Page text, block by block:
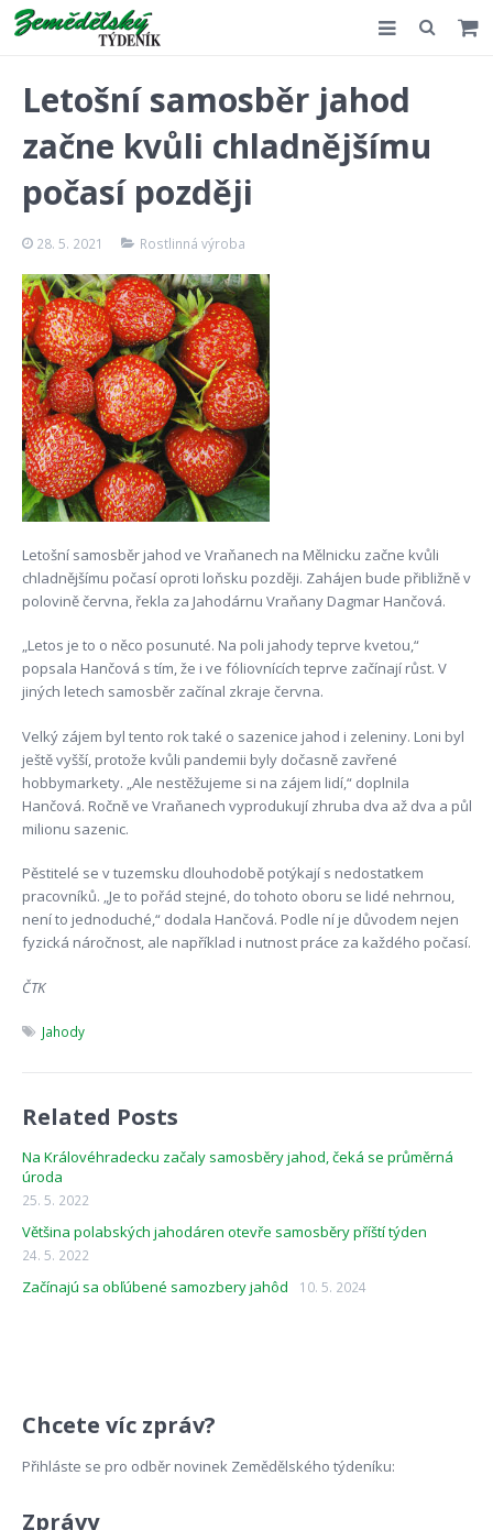
E-shop
Kontakt
Letošní samosběr jahod
začne kvůli chladnějšímu
počasí později
28. 5. 2021 Rostlinná výroba
Letošní samosběr jahod ve Vraňanech na Mělnicku začne kvůli
chladnějšímu počasí oproti loňsku později. Zahájen bude přibližně v
polovině června, řekla za Jahodárnu Vraňany Dagmar Hančová.
„Letos je to o něco posunuté. Na poli jahody teprve kvetou,“
popsala Hančová s tím, že i ve fóliovnících teprve začínají růst. V
jiných letech samosběr začínal zkraje června.
Velký zájem byl tento rok také o sazenice jahod i zeleniny. Loni byl
ještě vyšší, protože kvůli pandemii byly dočasně zavřené
hobbymarkety. „Ale nestěžujeme si na zájem lidí,“ doplnila
Hančová. Ročně ve Vraňanech vyprodukují zhruba dva až dva a půl
milionu sazenic.
Pěstitelé se v tuzemsku dlouhodobě potýkají s nedostatkem
pracovníků. „Je to pořád stejné, do tohoto oboru se lidé nehrnou,
není to jednoduché,“ dodala Hančová. Podle ní je důvodem nejen
fyzická náročnost, ale například i nutnost práce za každého počasí.
ČTK
Jahody
Related Posts
Na Královéhradecku začaly samosběry jahod, čeká se průměrná
úroda
25. 5. 2022
Většina polabských jahodáren otevře samosběry příští týden
24. 5. 2022
Začínajú sa obľúbené samozbery jahôd 10. 5. 2024
Chcete víc zpráv?
Přihláste se pro odběr novinek Zemědělského týdeníku:
Zprávy